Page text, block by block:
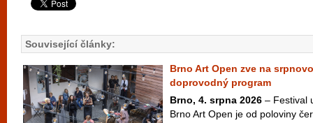
Související články:
Brno Art Open zve na
doprovodný program
Brno, 4. srpna 2026 – Festival
Brno Art Open je od poloviny